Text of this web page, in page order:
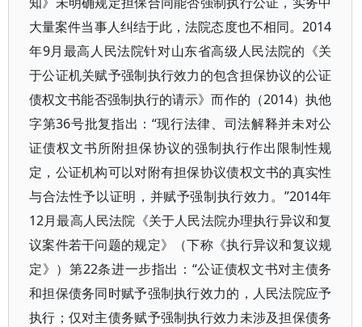
大量案件当事人纠结于此，法院态度也不相同。2014
年9月最高人民法院针对山东省高级人民法院的《关
于公证机关赋予强制执行效力的包含担保协议的公证
债权文书能否强制执行的请示》而作的（2014）执他
字第36号批复指出：“现行法律、司法解释并未对公
证债权文书所附担保协议的强制执行作出限制性规
定，公证机构可以对附有担保协议债权文书的真实性
与合法性予以证明，并赋予强制执行效力。”2014年
12月最高人民法院《关于人民法院办理执行异议和复
议案件若干问题的规定》（下称《执行异议和复议规
定》）第22条进一步指出：“公证债权文书对主债务
和担保债务同时赋予强制执行效力的，人民法院应予
执行；仅对主债务赋予强制执行效力未涉及担保债务